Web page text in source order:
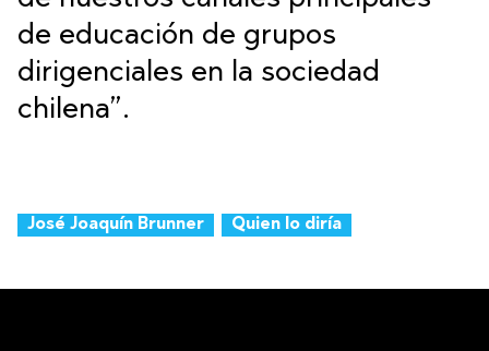
de educación de grupos
dirigenciales en la sociedad
chilena”.
José Joaquín Brunner Quien lo diría